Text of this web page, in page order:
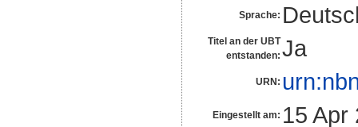
Sprache:
Titel an der UBT
entstanden: Ja
URN:
Eingestellt am: 15 Apr